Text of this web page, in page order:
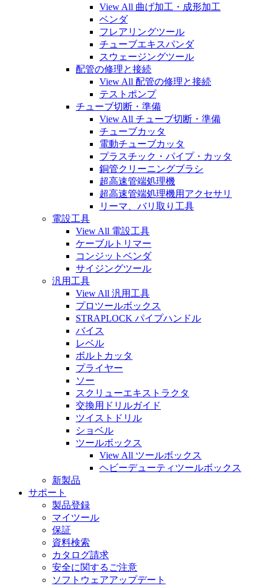
View All 曲げ加工・成形加工
ベンダ
フレアリングツール
チューブエキスパンダ
スウェージングツール
配管の修理と接続
View All 配管の修理と接続
テストポンプ
チューブ切断・準備
View All チューブ切断・準備
チューブカッタ
電動チューブカッタ
プラスチック・パイプ・カッタ
銅管クリーニングブラシ
超高速管端処理機
超高速管端処理機用アクセサリ
リーマ、バリ取り工具
電設工具
View All 電設工具
ケーブルトリマー
コンジットベンダ
サイジングツール
汎用工具
View All 汎用工具
プロツールボックス
STRAPLOCK パイプハンドル
バイス
レベル
ボルトカッタ
プライヤー
ソー
スクリューエキストラクタ
交換用ドリルガイド
ツイストドリル
ショベル
ツールボックス
View All ツールボックス
ヘビーデューティツールボックス
新製品
サポート
製品登録
マイツール
保証
資料検索
カタログ請求
安全に関するご注意
ソフトウェアアップデート